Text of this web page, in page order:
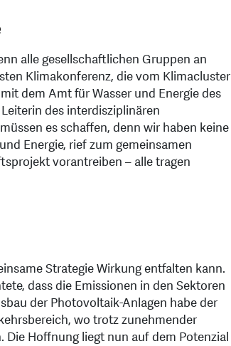
alle gesellschaftlichen Gruppen an
Klimakonferenz, die vom Klimacluster
dem Amt für Wasser und Energie des
des interdisziplinären
es schaffen, denn wir haben keine
Energie, rief zum gemeinsamen
vorantreiben – alle tragen
Strategie Wirkung entfalten kann.
dass die Emissionen in den Sektoren
der Photovoltaik-Anlagen habe der
wo trotz zunehmender
Hoffnung liegt nun auf dem Potenzial